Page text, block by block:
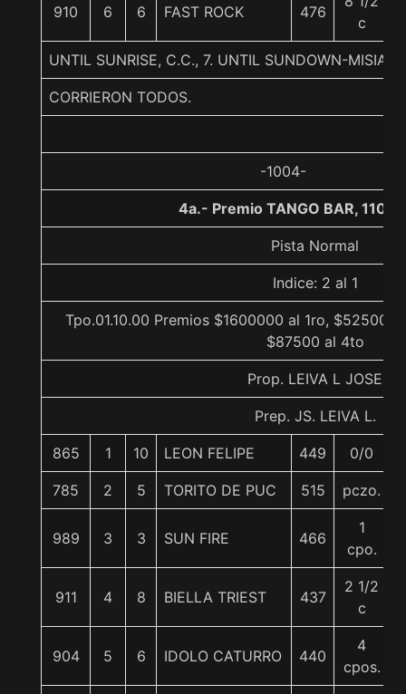
910 6 6 FAST ROCK 476
c
UNTIL SUNRISE, C.C., 7. UNTIL SUNDOWN-MISIA
CORRIERON TODOS.
-1004-
4a.- Premio TANGO BAR, 1100
Pista Normal
Indice: 2 al 1
Tpo.01.10.00 Premios $1600000 al 1ro,
$87500 al 4to
Prop. LEIVA L JOSE
Prep. JS. LEIVA L.
865 1 10 LEON FELIPE 449 0/0
785 2 5 TORITO DE PUC 515 pczo.
989 3 3 SUN FIRE 466
1
cpo.
911 4 8 BIELLA TRIEST 437
2 1/2
c
904 5 6 IDOLO CATURRO 440
4
cpos.